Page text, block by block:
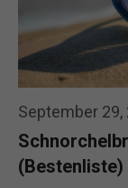
September 29,
(Bestenliste)